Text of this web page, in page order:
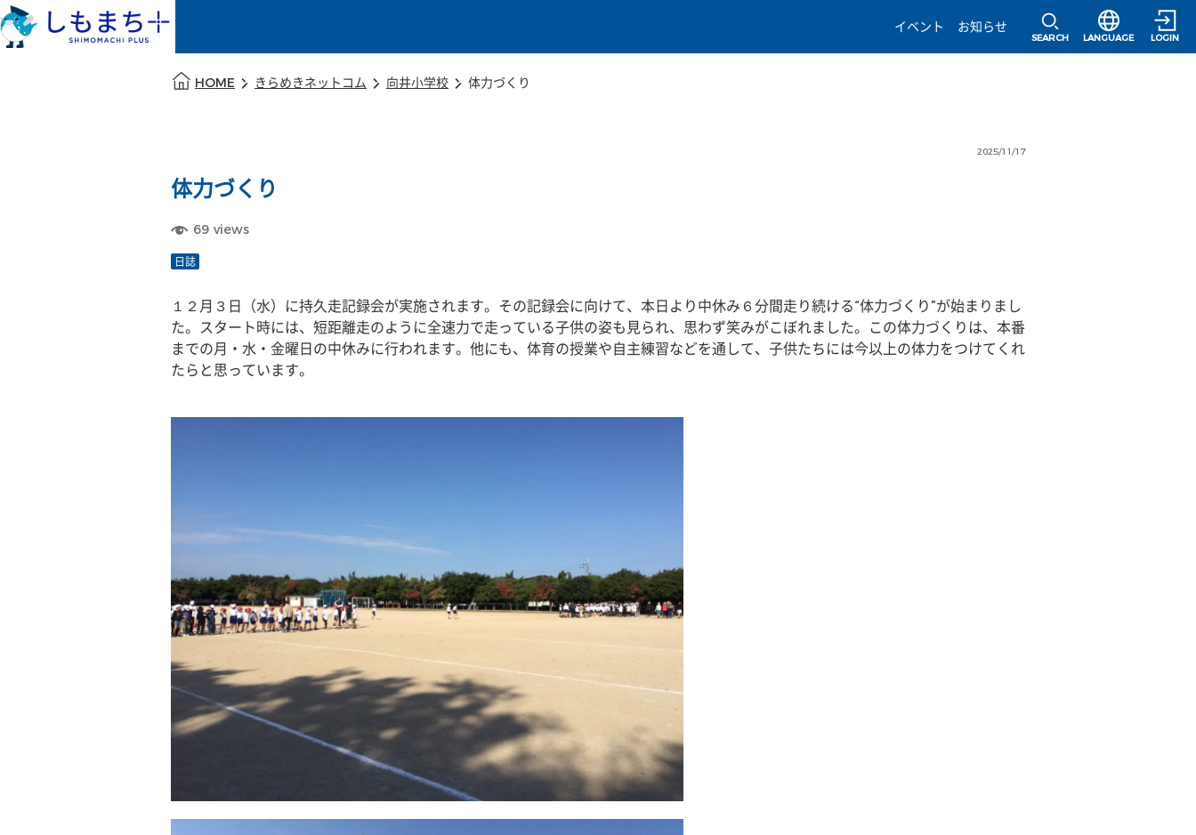
イベント
お知らせ
SEARCH
選択すると言語
LANGUAGE LOGIN
HOME きらめきネットコム 向井小学校 体力づくり
2025/11/17
体力づくり
69 views
日誌
１２月３日（水）に持久走記録会が実施されます。その記録会に向けて、本日より中休み６分間走り続ける“体力づくり”が始まりまし
た。スタート時には、短距離走のように全速力で走っている子供の姿も見られ、思わず笑みがこぼれました。この体力づくりは、本番
までの月・水・金曜日の中休みに行われます。他にも、体育の授業や自主練習などを通して、子供たちには今以上の体力をつけてくれ
たらと思っています。